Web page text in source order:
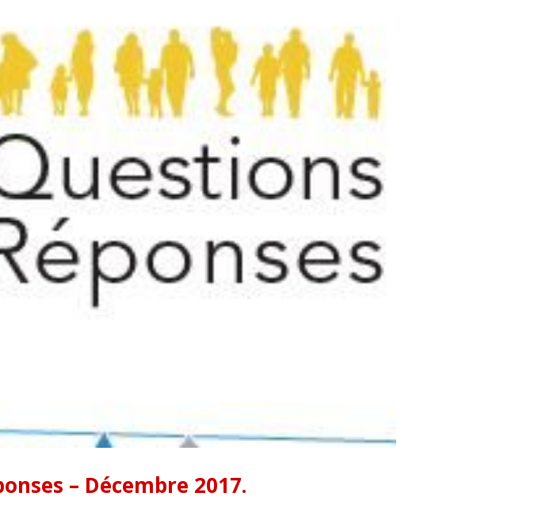
– Décembre 2017.